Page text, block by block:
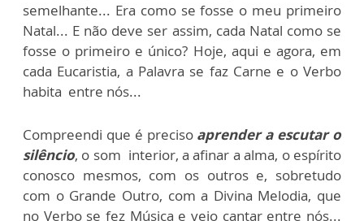
semelhante... Era como se fosse o meu primeiro
Natal... E não deve ser assim, cada Natal como se
fosse o primeiro e único? Hoje, aqui e agora, em
cada Eucaristia, a Palavra se faz Carne e o Verbo
habita entre nós...
Compreendi que é preciso aprender a escutar o
silêncio, o som interior, a afinar a alma, o espírito
conosco mesmos, com os outros e, sobretudo
com o Grande Outro, com a Divina Melodia, que
no Verbo se fez Música e veio cantar entre nós...